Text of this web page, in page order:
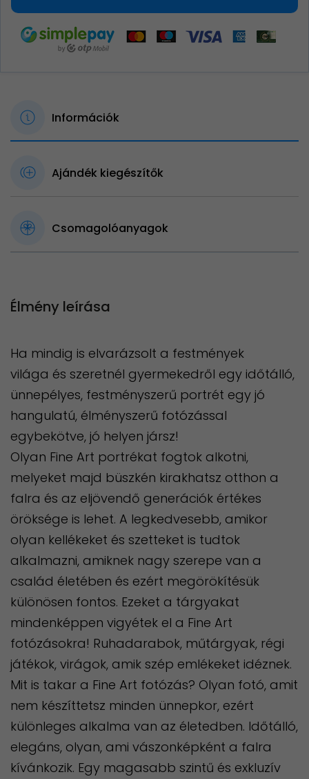
Információk
Ajándék kiegészítők
Csomagolóanyagok
Élmény leírása
Ha mindig is elvarázsolt a festmények
világa és szeretnél gyermekedről egy időtálló,
ünnepélyes, festményszerű portrét egy jó
hangulatú, élményszerű fotózással
egybekötve, jó helyen jársz!
Olyan Fine Art portrékat fogtok alkotni,
melyeket majd büszkén kirakhatsz otthon a
falra és az eljövendő generációk értékes
öröksége is lehet. A legkedvesebb, amikor
olyan kellékeket és szetteket is tudtok
alkalmazni, amiknek nagy szerepe van a
család életében és ezért megörökítésük
különösen fontos. Ezeket a tárgyakat
mindenképpen vigyétek el a Fine Art
fotózásokra! Ruhadarabok, műtárgyak, régi
játékok, virágok, amik szép emlékeket idéznek.
Mit is takar a Fine Art fotózás? Olyan fotó, amit
nem készíttetsz minden ünnepkor, ezért
különleges alkalma van az életedben. Időtálló,
elegáns, olyan, ami vászonképként a falra
kívánkozik. Egy magasabb szintű és exkluzív